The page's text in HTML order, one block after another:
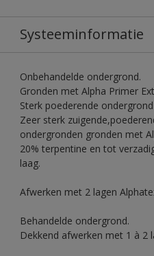
Systeeminformatie
Onbehandelde ondergrond.
Gronden met Alpha Primer
Sterk poederende
Zeer sterk
ondergronden gronden met
20% terpentine en tot
laag.
Afwerken met 2 lagen
Behandelde ondergrond.
Dekkend afwerken met 1 à 2